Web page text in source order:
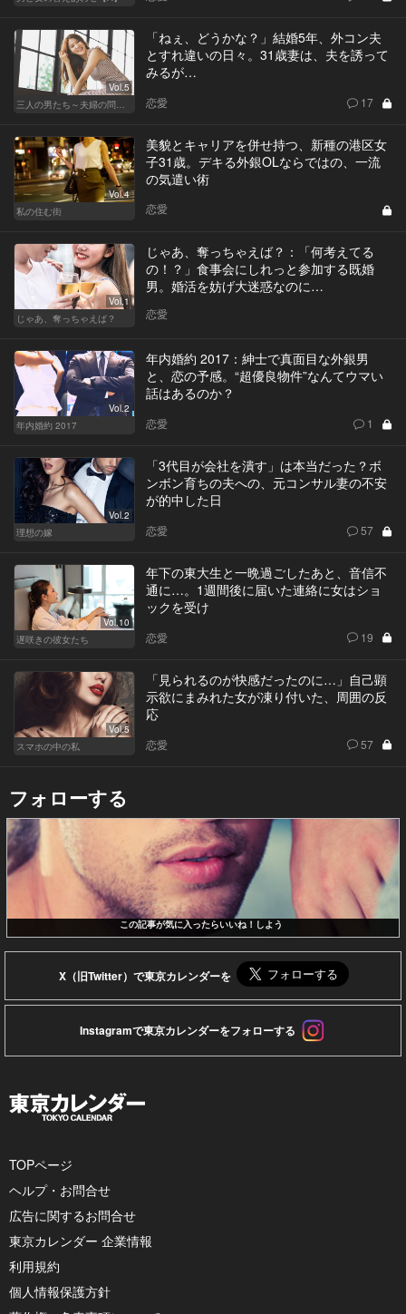
Vol.5
三人の男たち～夫婦の問題～
「ねぇ、どうかな？」結婚5年、外コン夫
とすれ違いの日々。31歳妻は、夫を誘って
みるが…
恋愛 17
Vol.4
私の住む街
美貌とキャリアを併せ持つ、新種の港区女
子31歳。デキる外銀OLならではの、一流
の気遣い術
恋愛
Vol.1
じゃあ、奪っちゃえば？
じゃあ、奪っちゃえば？：「何考えてる
の！？」食事会にしれっと参加する既婚
男。婚活を妨げ大迷惑なのに…
恋愛
Vol.2
年内婚約 2017
年内婚約 2017：紳士で真面目な外銀男
と、恋の予感。“超優良物件”なんてウマい
話はあるのか？
恋愛 1
Vol.2
理想の嫁
「3代目が会社を潰す」は本当だった？ボ
ンボン育ちの夫への、元コンサル妻の不安
が的中した日
恋愛 57
Vol.10
遅咲きの彼女たち
年下の東大生と一晩過ごしたあと、音信不
通に…。1週間後に届いた連絡に女はショ
ックを受け
恋愛 19
Vol.5
スマホの中の私
「見られるのが快感だったのに…」自己顕
示欲にまみれた女が凍り付いた、周囲の反
応
恋愛 57
フォローする
この記事が気に入ったらいいね！しよう
X（旧Twitter）で東京カレンダーを
Instagramで東京カレンダーをフォローする
TOPページ
ヘルプ・お問合せ
広告に関するお問合せ
東京カレンダー 企業情報
利用規約
個人情報保護方針